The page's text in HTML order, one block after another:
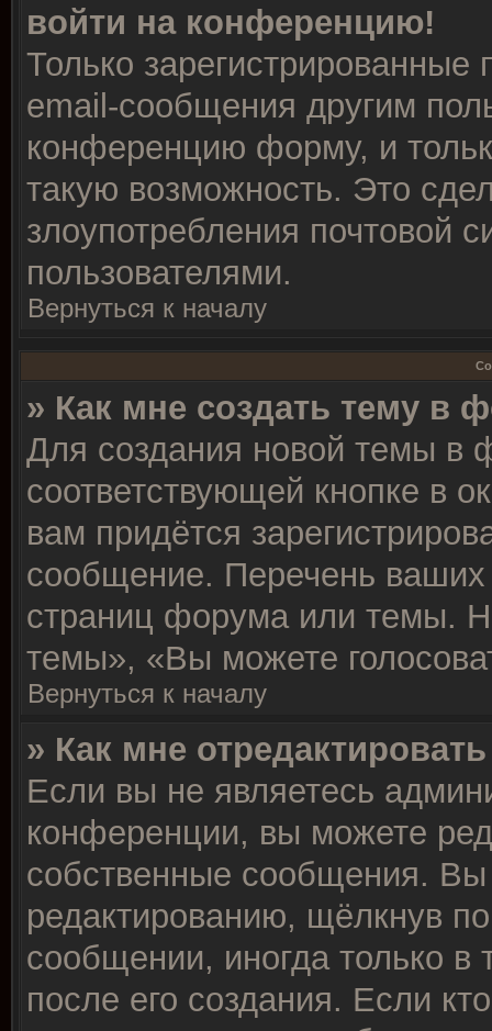
войти на конференцию!
Только зарегистрированные
email-сообщения другим
конференцию форму, и
такую возможность. Это
злоупотребления почтовой
пользователями.
Вернуться к началу
» Как мне создать тему в
Для создания новой темы в
соответствующей кнопке в
вам придётся
сообщение. Перечень ваших
страниц форума или темы.
темы», «Вы можете
Вернуться к началу
» Как мне
Если вы не являетесь
конференции, вы можете
собственные сообщения. Вы
редактированию, щёлкнув
сообщении, иногда только в
после его создания. Если